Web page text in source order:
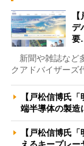
デ
要
新聞や雑誌など
クアドバイザーズ
【戸松信博氏
端半導体の製
【戸松信博氏
えるキープレ